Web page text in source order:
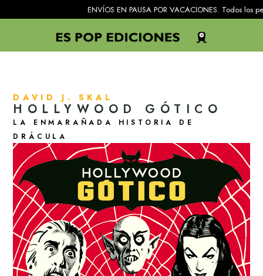
ENVÍOS EN PAUSA POR VACACIONES. Todos los
DAVID J. SKAL
HOLLYWOOD GÓTICO
LA ENMARAÑADA HISTORIA DE
DRÁCULA